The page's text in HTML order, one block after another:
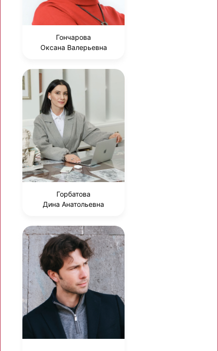
Гончарова
Оксана Валерьевна
Горбатова
Дина Анатольевна